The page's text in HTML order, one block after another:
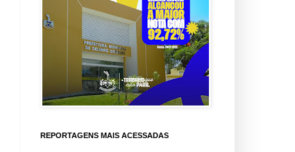
REPORTAGENS MAIS ACESSADAS